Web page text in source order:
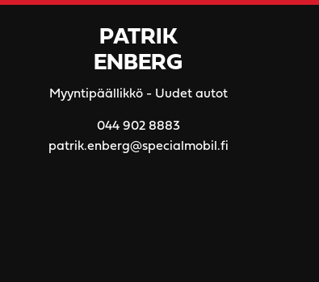
PATRIK
ENBERG
Myyntipäällikkö - Uudet autot
044 902 8883
patrik.enberg@specialmobil.fi